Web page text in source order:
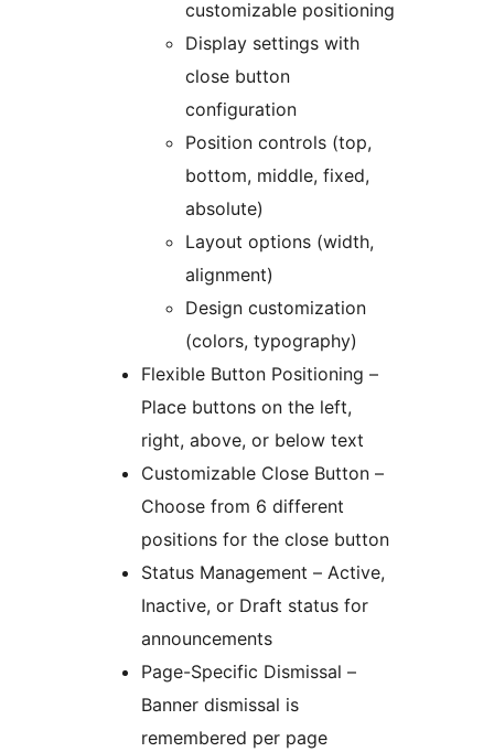
customizable positioning
Display settings with
close button
configuration
Position controls (top,
bottom, middle, fixed,
absolute)
Layout options (width,
alignment)
Design customization
(colors, typography)
Flexible Button Positioning –
Place buttons on the left,
right, above, or below text
Customizable Close Button –
Choose from 6 different
positions for the close button
Status Management – Active,
Inactive, or Draft status for
announcements
Page-Specific Dismissal –
Banner dismissal is
remembered per page